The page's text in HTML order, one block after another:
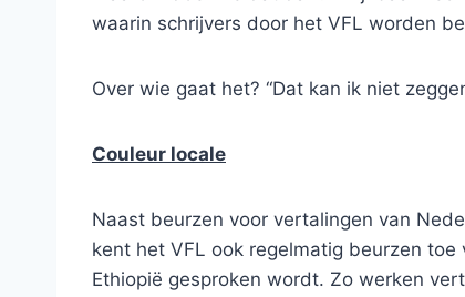
waarin schrijvers door het VFL worden
Over wie gaat het? “Dat kan ik niet
Couleur locale
Naast beurzen voor vertalingen van
kent het VFL ook regelmatig beurzen
Ethiopië gesproken wordt. Zo werken